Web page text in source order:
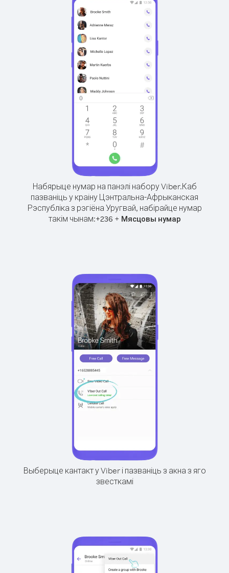
Набярыце нумар на панэлі набору Viber.Каб
пазваніць у краіну Цэнтральна-Афрыканская
Рэспубліка з рэгіёна Уругвай, набірайце нумар
такім чынам:+236 + Мясцовы нумар
Выберыце кантакт у Viber і пазваніць з акна з яго
звесткамі